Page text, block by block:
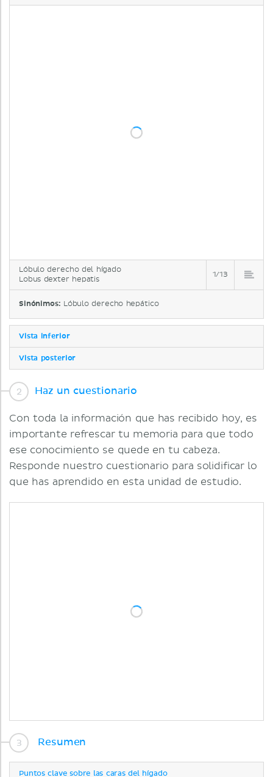
Lóbulo derecho del hígado
Lobus dexter hepatis
1/13
Sinónimos: Lóbulo derecho hepático
Vista inferior
Vista posterior
Haz un cuestionario
Con toda la información que has recibido hoy, es
importante refrescar tu memoria para que todo
ese conocimiento se quede en tu cabeza.
Responde nuestro cuestionario para solidificar lo
que has aprendido en esta unidad de estudio.
Resumen
Puntos clave sobre las caras del hígado